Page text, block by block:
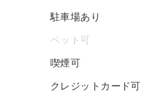
駐車場あり
ペット可
喫煙可
クレジットカード可